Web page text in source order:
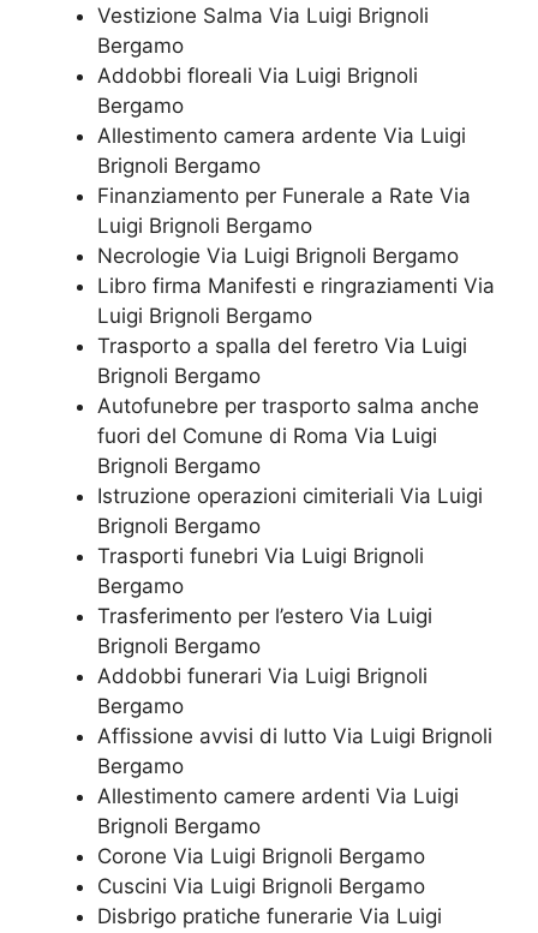
Vestizione Salma Via Luigi Brignoli
Bergamo
Addobbi floreali Via Luigi Brignoli
Bergamo
Allestimento camera ardente Via Luigi
Brignoli Bergamo
Finanziamento per Funerale a Rate Via
Luigi Brignoli Bergamo
Necrologie Via Luigi Brignoli Bergamo
Libro firma Manifesti e ringraziamenti Via
Luigi Brignoli Bergamo
Trasporto a spalla del feretro Via Luigi
Brignoli Bergamo
Autofunebre per trasporto salma anche
fuori del Comune di Roma Via Luigi
Brignoli Bergamo
Istruzione operazioni cimiteriali Via Luigi
Brignoli Bergamo
Trasporti funebri Via Luigi Brignoli
Bergamo
Trasferimento per l’estero Via Luigi
Brignoli Bergamo
Addobbi funerari Via Luigi Brignoli
Bergamo
Affissione avvisi di lutto Via Luigi Brignoli
Bergamo
Allestimento camere ardenti Via Luigi
Brignoli Bergamo
Corone Via Luigi Brignoli Bergamo
Cuscini Via Luigi Brignoli Bergamo
Disbrigo pratiche funerarie Via Luigi